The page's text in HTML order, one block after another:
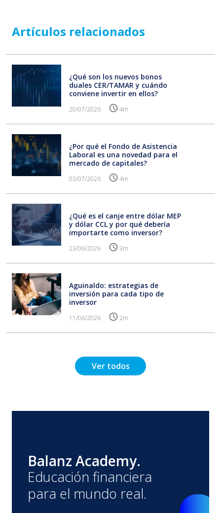
Artículos relacionados
¿Qué son los nuevos bonos
duales CER/TAMAR y cuándo
conviene invertir en ellos?
20/07/2026 4m
¿Por qué el Fondo de Asistencia
Laboral es una novedad para el
mercado de capitales?
03/07/2026 4m
¿Qué es el canje entre dólar MEP
y dólar CCL y por qué debería
importarte como inversor?
23/06/2026 3m
Aguinaldo: estrategias de
inversión para cada tipo de
inversor
11/06/2026 2m
Ver todos
Balanz Academy.
Educación financiera
para el mundo real.